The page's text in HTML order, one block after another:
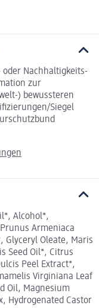
Nachhaltigkeits-
zur
) bewussteren
Siegel
Alcohol*,
Armeniaca
Glyceryl Oleate, Maris
Seed Oil*, Citrus
Peel Extract*,
Virginiana Leaf
Oil, Magnesium
Hydrogenated Castor